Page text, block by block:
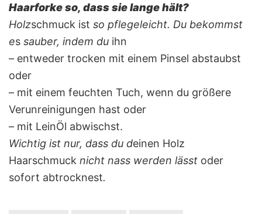
Haarforke so, dass sie lange hält?
Holzschmuck ist so pflegeleicht. Du bekommst
es sauber, indem du ihn
– entweder trocken mit einem Pinsel abstaubst
oder
– mit einem feuchten Tuch, wenn du größere
Verunreinigungen hast oder
– mit LeinÖl abwischst.
Wichtig ist nur, dass du deinen Holz
Haarschmuck nicht nass werden lässt oder
sofort abtrocknest.